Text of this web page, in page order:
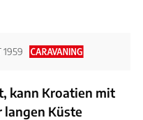
1959
kann Kroatien mit
Küste